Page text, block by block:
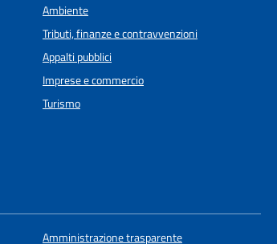
Ambiente
Tributi, finanze e contravvenzioni
Appalti pubblici
Imprese e commercio
Turismo
Amministrazione trasparente